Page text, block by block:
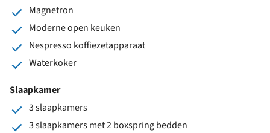
Magnetron
Moderne open keuken
Nespresso koffiezetapparaat
Waterkoker
Slaapkamer
3 slaapkamers
3 slaapkamers met 2 boxspring bedden